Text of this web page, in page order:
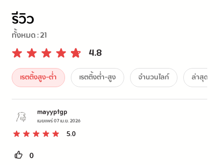
รีวิว
ทั้งหมด :21
4.8
เรตติ้งสูง-ต่ำ เรตติ้งต่ำ-สูง จำนวนไลก์ ล่าสุด
mayyptgp
เผยแพร่07 เม.ย. 2026
5.0
0